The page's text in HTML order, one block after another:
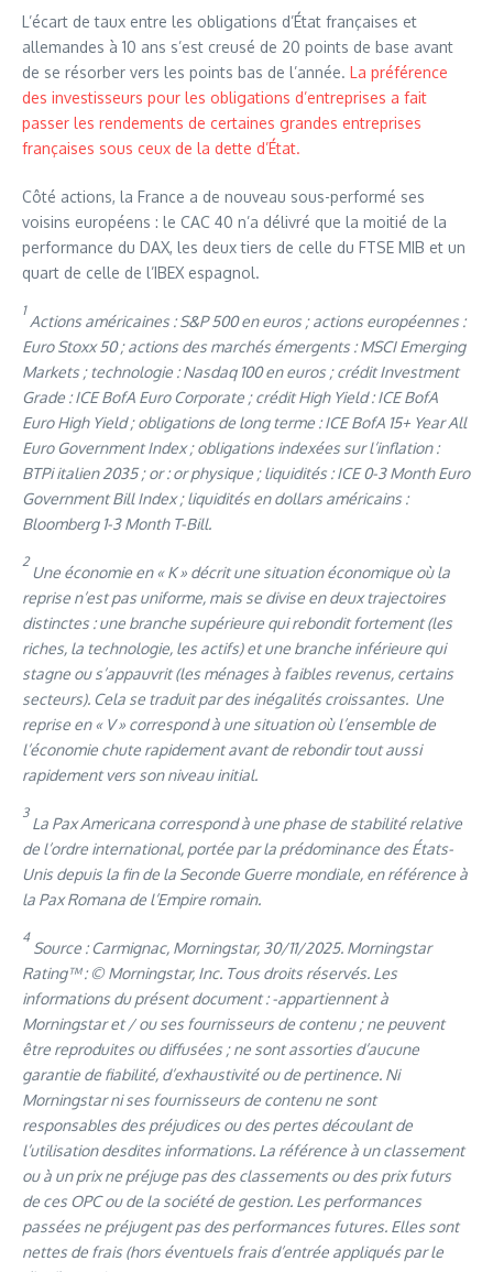
L’écart de taux entre les obligations d’État françaises et
allemandes à 10 ans s’est creusé de 20 points de base avant
de se résorber vers les points bas de l’année. La préférence
des investisseurs pour les obligations d’entreprises a fait
passer les rendements de certaines grandes entreprises
françaises sous ceux de la dette d’État.
Côté actions, la France a de nouveau sous-performé ses
voisins européens : le CAC 40 n’a délivré que la moitié de la
performance du DAX, les deux tiers de celle du FTSE MIB et un
quart de celle de l’IBEX espagnol.
1
Actions américaines : S&P 500 en euros ; actions européennes :
Euro Stoxx 50 ; actions des marchés émergents : MSCI Emerging
Markets ; technologie : Nasdaq 100 en euros ; crédit Investment
Grade : ICE BofA Euro Corporate ; crédit High Yield : ICE BofA
Euro High Yield ; obligations de long terme : ICE BofA 15+ Year All
Euro Government Index ; obligations indexées sur l’inflation :
BTPi italien 2035 ; or : or physique ; liquidités : ICE 0-3 Month Euro
Government Bill Index ; liquidités en dollars américains :
Bloomberg 1-3 Month T-Bill.
2
Une économie en « K » décrit une situation économique où la
reprise n’est pas uniforme, mais se divise en deux trajectoires
distinctes : une branche supérieure qui rebondit fortement (les
riches, la technologie, les actifs) et une branche inférieure qui
stagne ou s’appauvrit (les ménages à faibles revenus, certains
secteurs). Cela se traduit par des inégalités croissantes. Une
reprise en « V » correspond à une situation où l’ensemble de
l’économie chute rapidement avant de rebondir tout aussi
rapidement vers son niveau initial.
3
La Pax Americana correspond à une phase de stabilité relative
de l’ordre international, portée par la prédominance des États-
Unis depuis la fin de la Seconde Guerre mondiale, en référence à
la Pax Romana de l’Empire romain.
4
Source : Carmignac, Morningstar, 30/11/2025. Morningstar
Rating™ : © Morningstar, Inc. Tous droits réservés. Les
informations du présent document : -appartiennent à
Morningstar et / ou ses fournisseurs de contenu ; ne peuvent
être reproduites ou diffusées ; ne sont assorties d’aucune
garantie de fiabilité, d’exhaustivité ou de pertinence. Ni
Morningstar ni ses fournisseurs de contenu ne sont
responsables des préjudices ou des pertes découlant de
l’utilisation desdites informations. La référence à un classement
ou à un prix ne préjuge pas des classements ou des prix futurs
de ces OPC ou de la société de gestion. Les performances
passées ne préjugent pas des performances futures. Elles sont
nettes de frais (hors éventuels frais d’entrée appliqués par le